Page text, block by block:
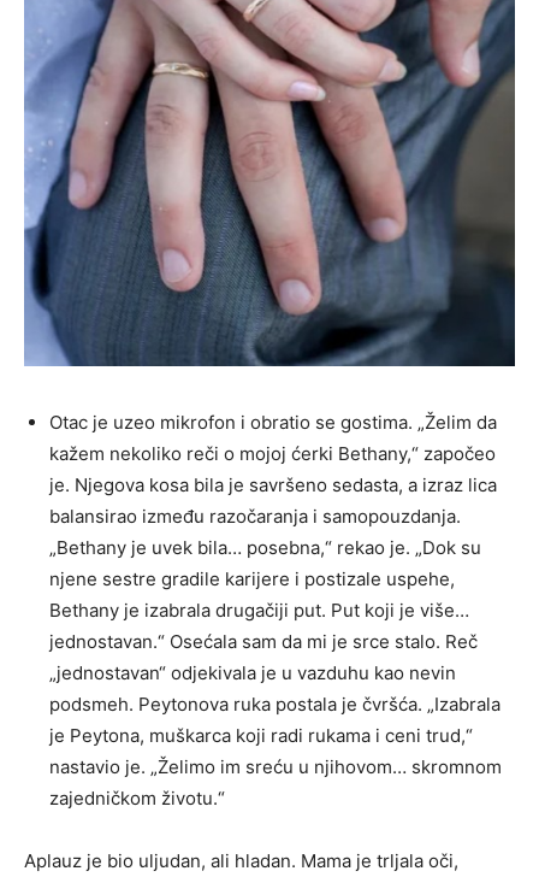
Otac je uzeo mikrofon i obratio se gostima. „Želim da
kažem nekoliko reči o mojoj ćerki Bethany,“ započeo
je. Njegova kosa bila je savršeno sedasta, a izraz lica
balansirao između razočaranja i samopouzdanja.
„Bethany je uvek bila… posebna,“ rekao je. „Dok su
njene sestre gradile karijere i postizale uspehe,
Bethany je izabrala drugačiji put. Put koji je više…
jednostavan.“ Osećala sam da mi je srce stalo. Reč
„jednostavan“ odjekivala je u vazduhu kao nevin
podsmeh. Peytonova ruka postala je čvršća. „Izabrala
je Peytona, muškarca koji radi rukama i ceni trud,“
nastavio je. „Želimo im sreću u njihovom… skromnom
zajedničkom životu.“
Aplauz je bio uljudan, ali hladan. Mama je trljala oči,